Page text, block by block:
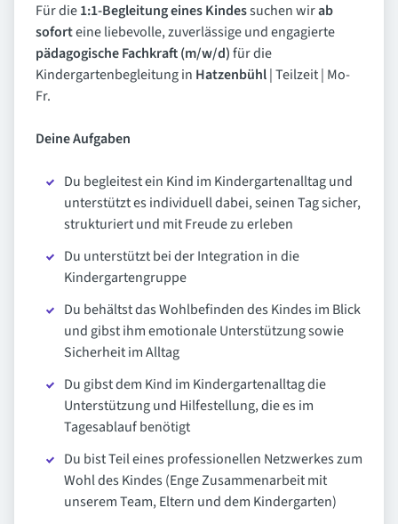
Für die1:1-Begleitung eines Kindessuchen wirab
soforteine liebevolle, zuverlässige und engagierte
pädagogische Fachkraft (m/w/d)für die
Kindergartenbegleitung in Hatzenbühl| Teilzeit | Mo-
Fr.
Deine Aufgaben
Du begleitest ein Kind im Kindergartenalltag und
unterstützt es individuell dabei, seinen Tag sicher,
strukturiert und mit Freude zu erleben
Du unterstützt bei der Integration in die
Kindergartengruppe
Du behältst das Wohlbefinden des Kindes im Blick
und gibst ihm emotionale Unterstützung sowie
Sicherheit im Alltag
Du gibst dem Kind im Kindergartenalltag die
Unterstützung und Hilfestellung, die es im
Tagesablauf benötigt
Du bist Teil eines professionellen Netzwerkes zum
Wohl des Kindes (Enge Zusammenarbeit mit
unserem Team, Eltern und dem Kindergarten)